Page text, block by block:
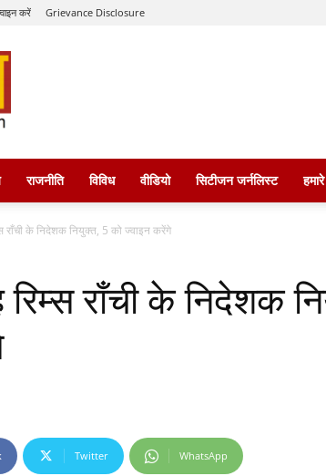
करें Grievance Disclosure
राजनीति विविध वीडियो सिटीजन जर्नलिस्ट
राँची के निदेशक नियुक्त, 5 को ज्वाइन करेंगे
रिम्स राँची के निदेशक
Twitter WhatsApp